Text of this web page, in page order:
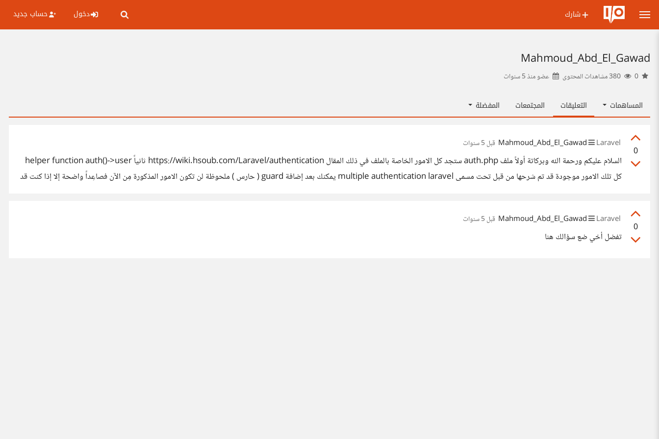
شارك دخول حساب جديد
Mahmoud_Abd_El_Gawad
عضو منذ5 سنوات
المساهمات التعليقات المجتمعات المفضلة
0
Mahmoud_Abd_El_Gawad Laravel قبل 5 سنوات
السلام عليكم ورحمة الله وبركاتة أولاً ملف auth.php ستجد كل الامور الخاصة بالملف في ذلك المقال https://wiki.hsoub.com/Laravel/authentication ثانياً helper function auth()->user
كل تلك الامور موجودة قد تم شرحها من قبل تحت مسمى multiple authentication laravel يمكنك بعد إضافة guard ( حارس ) ملحوظة لن تكون الامور المذكورة مِن الآن فصاعِداً واضحة إلا إذا كنت قد
0
Mahmoud_Abd_El_Gawad Laravel قبل 5 سنوات
تفضل أخي ضع سؤالك هنا